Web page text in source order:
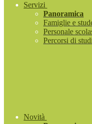
Servizi
Panoramica
Famiglie e
Personale
Percorsi di
Novità